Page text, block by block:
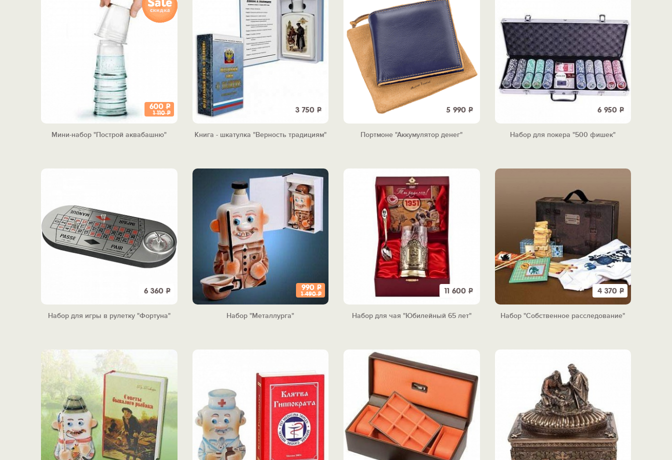
600Р
1 110Р
Мини-набор "Построй аквабашню"
3 750 Р
Книга - шкатулка "Верность традициям"
5 990Р
Портмоне "Аккумулятор денег"
6 950 Р
Набор для покера "500 фишек"
6 360Р
Набор для игры в рулетку "Фортуна"
990 Р
1 490Р
Набор "Металлурга"
11 600Р
Набор для чая "Юбилейный 65 лет"
4 370 Р
Набор "Собственное расследование"